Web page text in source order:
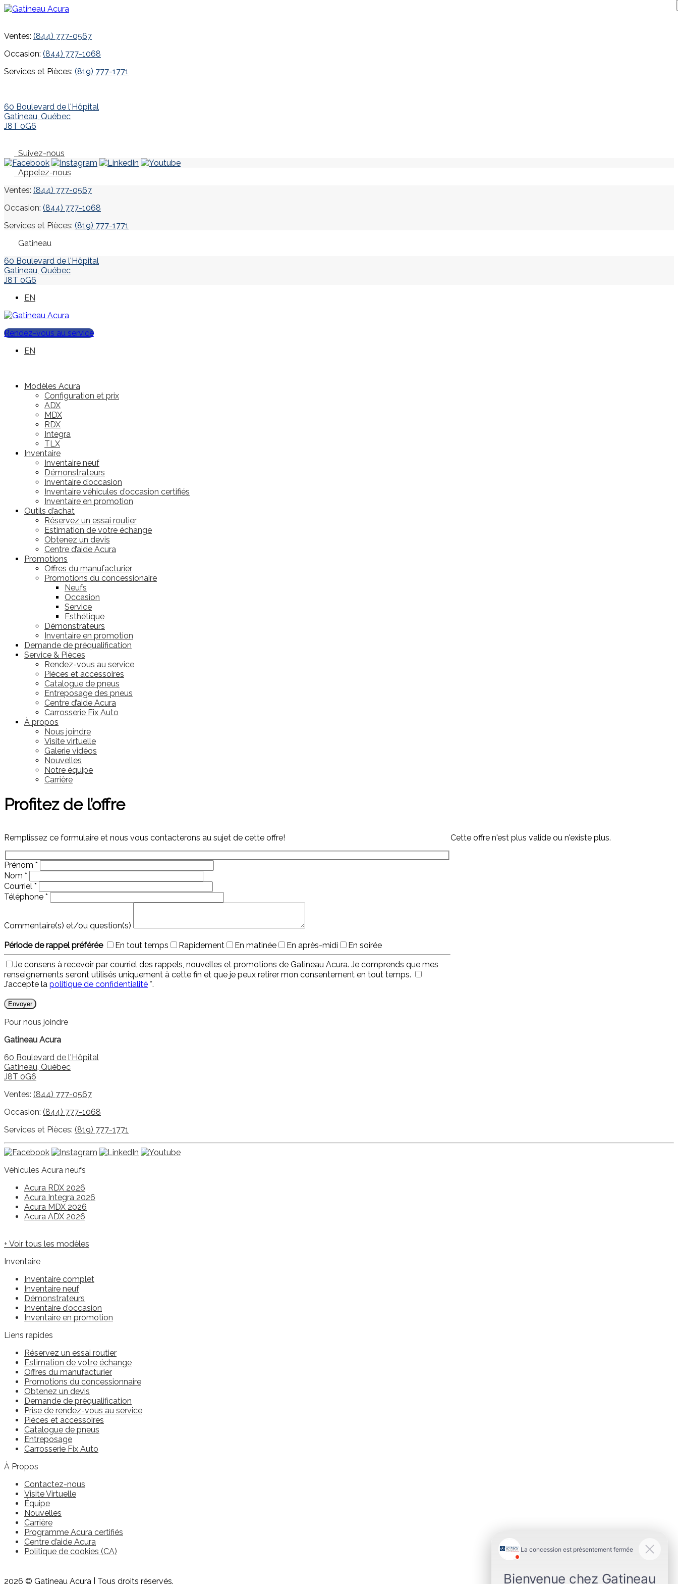
Ventes: (844) 777-0567
Occasion: (844) 777-1068
Services et Pièces: (819) 777-1771
60 Boulevard de l'Hôpital
Gatineau, Québec
J8T 0G6
Suivez-nous
Appelez-nous
Ventes: (844) 777-0567
Occasion: (844) 777-1068
Services et Pièces: (819) 777-1771
Gatineau
60 Boulevard de l'Hôpital
Gatineau, Québec
J8T 0G6
EN
Rendez-vous au service
EN
Modèles Acura
Configuration et prix
ADX
MDX
RDX
Integra
TLX
Inventaire
Inventaire neuf
Démonstrateurs
Inventaire d’occasion
Inventaire véhicules d’occasion certifiés
Inventaire en promotion
Outils d’achat
Réservez un essai routier
Estimation de votre échange
Obtenez un devis
Centre d’aide Acura
Promotions
Offres du manufacturier
Promotions du concessionaire
Neufs
Occasion
Service
Esthétique
Démonstrateurs
Inventaire en promotion
Demande de préqualification
Service & Pièces
Rendez-vous au service
Pièces et accessoires
Catalogue de pneus
Entreposage des pneus
Centre d’aide Acura
Carrosserie Fix Auto
À propos
Nous joindre
Visite virtuelle
Galerie vidéos
Nouvelles
Notre équipe
Carrière
Profitez de l’offre
Remplissez ce formulaire et nous vous contacterons au sujet de cette offre!
Prénom *
Nom *
Courriel *
Téléphone *
Commentaire(s) et/ou question(s)
Période de rappel préférée En tout temps Rapidement En matinée En après-midi
En soirée
Je consens à recevoir par courriel des rappels, nouvelles et promotions de Gatineau Acura. Je comprends que mes
renseignements seront utilisés uniquement à cette fin et que je peux retirer mon consentement en tout temps.
J’accepte la politique de confidentialité *.
Cette offre n'est plus valide ou n'existe plus.
Pour nous joindre
Gatineau Acura
60 Boulevard de l'Hôpital
Gatineau, Québec
J8T 0G6
Ventes: (844) 777-0567
Occasion: (844) 777-1068
Services et Pièces: (819) 777-1771
Véhicules Acura neufs
Acura RDX 2026
Acura Integra 2026
Acura MDX 2026
Acura ADX 2026
+ Voir tous les modèles
Inventaire
Inventaire complet
Inventaire neuf
Démonstrateurs
Inventaire d’occasion
Inventaire en promotion
Liens rapides
Réservez un essai routier
Estimation de votre échange
Offres du manufacturier
Promotions du concessionnaire
Obtenez un devis
Demande de préqualification
Prise de rendez-vous au service
Pièces et accessoires
Catalogue de pneus
Entreposage
Carrosserie Fix Auto
À Propos
Contactez-nous
Visite Virtuelle
Équipe
Nouvelles
Carrière
Programme Acura certifiés
Centre d’aide Acura
Politique de cookies (CA)
2026 © Gatineau Acura | Tous droits réservés.